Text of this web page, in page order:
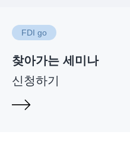
FDI go
찾아가는 세미나
신청하기